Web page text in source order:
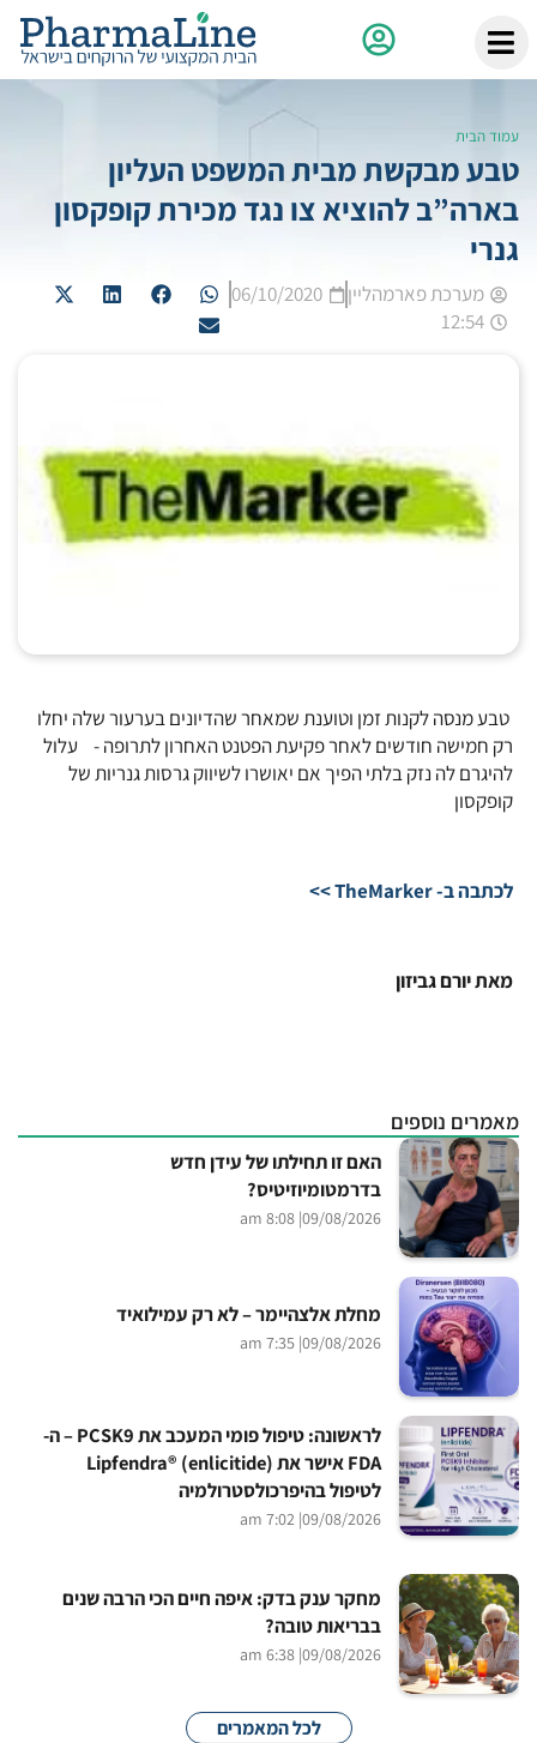
עמוד הבית
טבע מבקשת מבית המשפט העליון
בארה”ב להוציא צו נגד מכירת קופקסון
גנרי
מערכת פארמהליין
06/10/2020
12:54
טבע מנסה לקנות זמן וטוענת שמאחר שהדיונים בערעור שלה יחלו
רק חמישה חודשים לאחר פקיעת הפטנט האחרון לתרופה - עלול
להיגרם לה נזק בלתי הפיך אם יאושרו לשיווק גרסות גנריות של
קופקסון
לכתבה ב- TheMarker >>
מאת יורם גביזון
מאמרים נוספים
האם זו תחילתו של עידן חדש
בדרמטומיוזיטיס?
09/08/2026
| 8:08 am
מחלת אלצהיימר – לא רק עמילואיד
09/08/2026
| 7:35 am
לראשונה: טיפול פומי המעכב את PCSK9 – ה-
FDA אישר את Lipfendra® (enlicitide)
לטיפול בהיפרכולסטרולמיה
09/08/2026
| 7:02 am
מחקר ענק בדק: איפה חיים הכי הרבה שנים
בבריאות טובה?
09/08/2026
| 6:38 am
לכל המאמרים